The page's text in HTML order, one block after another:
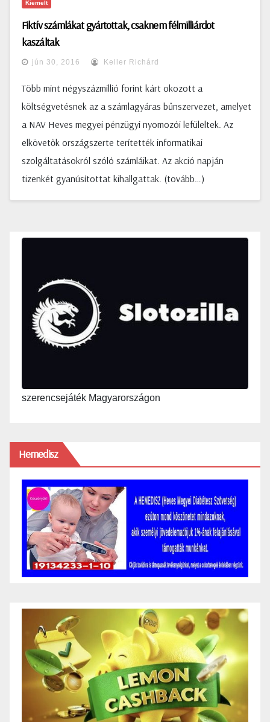
Kiemelt
Fiktív számlákat gyártottak, csaknem félmilliárdot
kaszáltak
jún 30, 2016 Keller Richárd
Több mint négyszázmillió forint kárt okozott a
költségvetésnek az a számlagyáras bűnszervezet, amelyet
a NAV Heves megyei pénzügyi nyomozói lefüleltek. Az
elkövetők országszerte terítették informatikai
szolgáltatásokról szóló számláikat. Az akció napján
tizenkét gyanúsítottat kihallgattak. (tovább…)
szerencsejáték Magyarországon
Hemedisz